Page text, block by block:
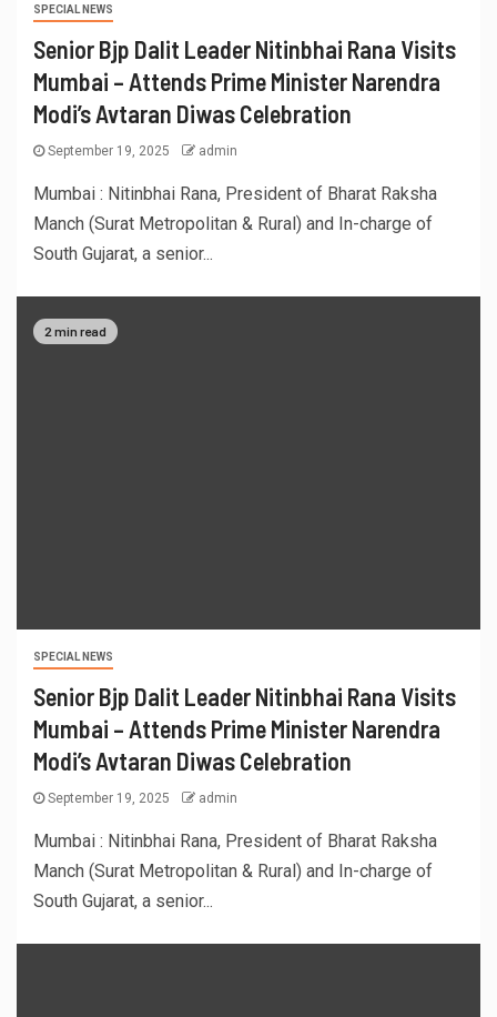
SPECIAL NEWS
Senior Bjp Dalit Leader Nitinbhai Rana Visits
Mumbai – Attends Prime Minister Narendra
Modi’s Avtaran Diwas Celebration
September 19, 2025 admin
Mumbai : Nitinbhai Rana, President of Bharat Raksha
Manch (Surat Metropolitan & Rural) and In-charge of
South Gujarat, a senior...
2 min read
SPECIAL NEWS
Senior Bjp Dalit Leader Nitinbhai Rana Visits
Mumbai – Attends Prime Minister Narendra
Modi’s Avtaran Diwas Celebration
September 19, 2025 admin
Mumbai : Nitinbhai Rana, President of Bharat Raksha
Manch (Surat Metropolitan & Rural) and In-charge of
South Gujarat, a senior...